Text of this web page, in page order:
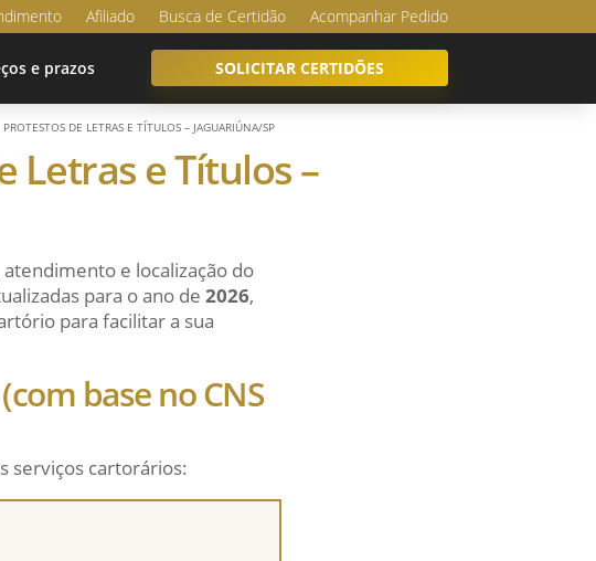
Afiliado Busca de Certidão Acompanhar Pedido
e prazos SOLICITAR CERTIDÕES
DE LETRAS E TÍTULOS – JAGUARIÚNA/SP
Letras e Títulos –
e localização do
para o ano de 2026,
para facilitar a sua
base no CNS
serviços cartorários: